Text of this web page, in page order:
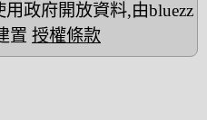
政府開放資料,由bluezz
置 授權條款